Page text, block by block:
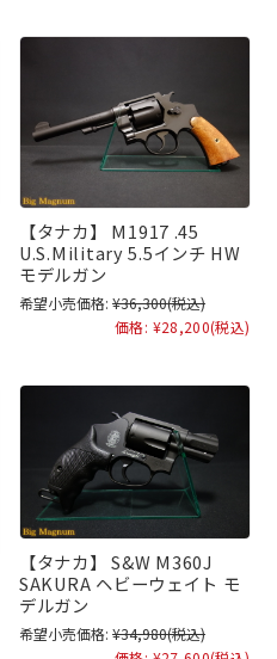
【タナカ】 M1917 .45
U.S.Military 5.5インチ HW
モデルガン
希望小売価格: ¥36,300(税込)
価格: ¥28,200(税込)
【タナカ】 S&W M360J
SAKURA ヘビーウェイト モ
デルガン
希望小売価格: ¥34,980(税込)